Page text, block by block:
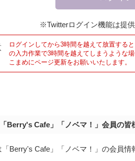
※Twitterログイン機能は提供
ログインしてから3時間を越えて放置する
の入力作業で3時間を越えてしまうような
こまめにページ更新をお願いいたします。
Berry's Cafe」「ノベマ！」会員の皆
Berry's Cafe」「ノベマ！」の会員情